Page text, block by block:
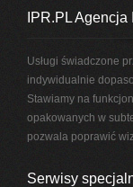
IPR.PL
Usługi świadczone
indywidualnie
Stawiamy na
opakowanych w
pozwala poprawić
Serwisy